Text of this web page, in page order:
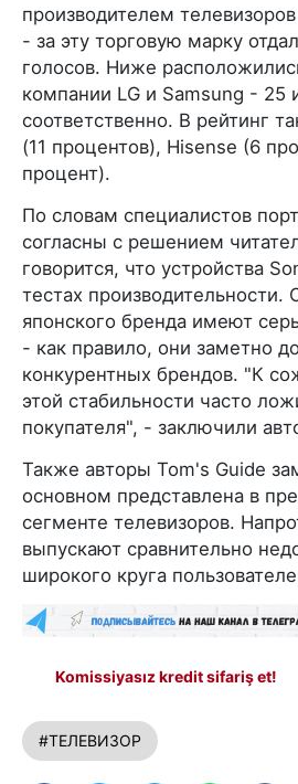
производителем
- за эту торговую марку
голосов. Ниже
компании LG и Samsung - 25
соответственно. В рейтинг
(11 процентов), Hisense (6
процент).
По словам специалистов
согласны с решением
говорится, что устройства
тестах производительности.
японского бренда имеют
- как правило, они заметно
конкурентных брендов. "К
этой стабильности часто
покупателя", - заключили
Также авторы Tom's Guide
основном представлена в
сегменте телевизоров.
выпускают сравнительно
широкого круга
Komissiyasız kredit sifariş et!
#ТЕЛЕВИЗОР